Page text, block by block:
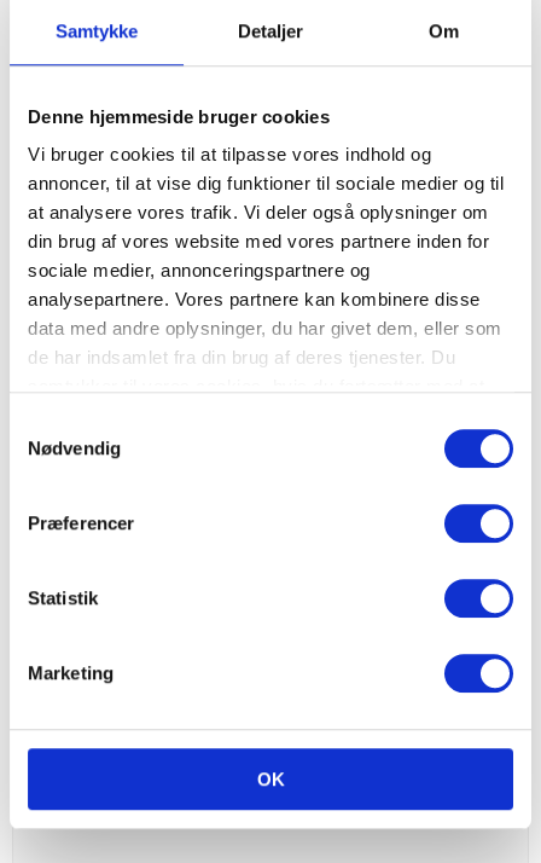
Samtykke Detaljer Om
Denne hjemmeside bruger cookies
Vi bruger cookies til at tilpasse vores indhold og
annoncer, til at vise dig funktioner til sociale medier og til
at analysere vores trafik. Vi deler også oplysninger om
din brug af vores website med vores partnere inden for
sociale medier, annonceringspartnere og
analysepartnere. Vores partnere kan kombinere disse
data med andre oplysninger, du har givet dem, eller som
de har indsamlet fra din brug af deres tjenester. Du
Nødvendig
Præferencer
Statistik
Marketing
OK
Innovationsmyter og hvad kan du
Søren Hejne HansenFebruar 2026
Når innovation afhænger af den